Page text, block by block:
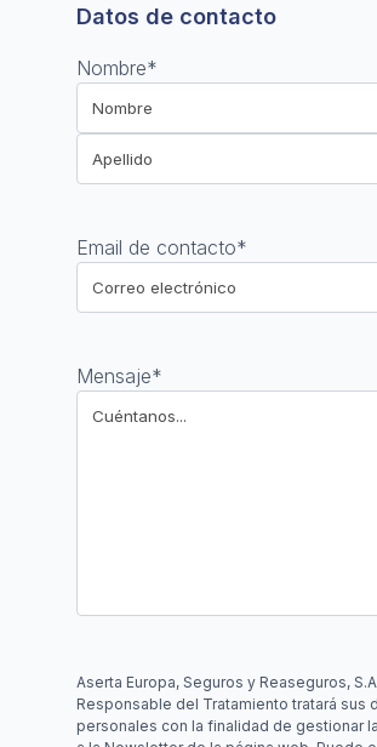
Datos de contacto
Nombre*
Email de contacto*
Mensaje*
Aserta Europa, Seguros y Reaseguros,
Responsable del Tratamiento tratará sus
personales con la finalidad de gestionar